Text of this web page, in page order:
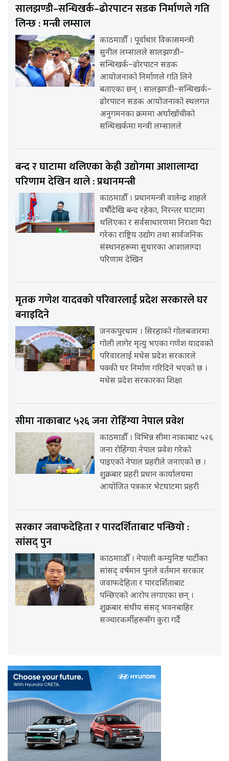
सालझण्डी–सन्धिखर्क–ढोरपाटन सडक निर्माणले गति
लिन्छ : मन्त्री लम्साल
काठमाडौँ । पूर्वाधार विकासमन्त्री
सुनील लम्सालले सालझण्डी–
सन्धिखर्क–ढोरपाटन सडक
आयोजनाको निर्माणले गति लिने
बताएका छन् । सालझण्डी–सन्धिखर्क–
ढोरपाटन सडक आयोजनाको स्थलगत
अनुगमनका क्रममा अर्घाखाँचीको
सन्धिखर्कमा मन्त्री लम्सालले
बन्द र घाटामा थलिएका केही उद्योगमा आशालाग्दा
परिणाम देखिन थाले : प्रधानमन्त्री
काठमाडौँ । प्रधानमन्त्री वालेन्द्र शाहले
वर्षौंदेखि बन्द रहेका, निरन्तर घाटामा
थलिएका र सर्वसाधारणमा निराशा पैदा
गरेका राष्ट्रिय उद्योग तथा सार्वजनिक
संस्थानहरूमा सुधारका आशालाग्दा
परिणाम देखिन
मृतक गणेश यादवको परिवारलाई प्रदेश सरकारले घर
बनाइदिने
जनकपुरधाम । सिरहाको गोलबजारमा
गोली लागेर मृत्यु भएका गणेश यादवको
परिवारलाई मधेस प्रदेश सरकारले
पक्की घर निर्माण गरिदिने भएको छ ।
मधेस प्रदेश सरकारका शिक्षा
सीमा नाकाबाट ५२६ जना रोहिंग्या नेपाल प्रवेश
काठमाडौँ । विभिन्न सीमा नाकाबाट ५२६
जना रोहिंग्या नेपाल प्रवेश गरेको
पाइएको नेपाल प्रहरीले जनाएको छ ।
शुक्रबार प्रहरी प्रधान कार्यालयमा
आयोजित पत्रकार भेटघाटमा प्रहरी
सरकार जवाफदेहिता र पारदर्शिताबाट पन्छियो :
सांसद् पुन
काठमााडौँ । नेपाली कम्युनिष्ट पार्टीका
सांसद् वर्षमान पुनले वर्तमान सरकार
जवाफदेहिता र पारदर्शिताबाट
पन्छिएको आरोप लगाएका छन् ।
शुक्रबार संघीय संसद् भवनबाहिर
सञ्चारकर्मीहरूसँग कुरा गर्दै